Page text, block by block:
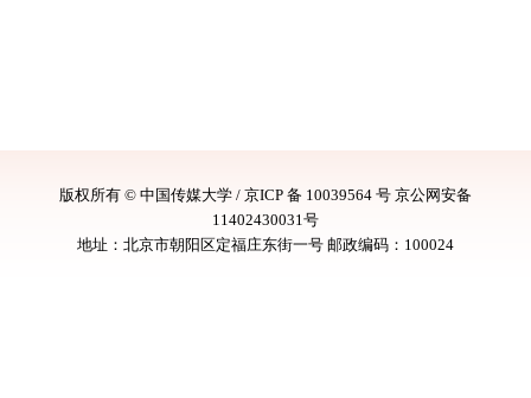
版权所有 ©️ 中国传媒大学 / 京ICP 备 10039564 号 京公网安备
11402430031号
地址：北京市朝阳区定福庄东街一号 邮政编码：100024